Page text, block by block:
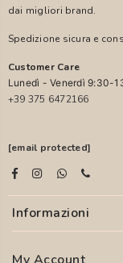
dai migliori brand.
Spedizione sicura e
Customer Care
Lunedì - Venerdì 9:30-
+39 375 6472166
[email protected]
Informazioni